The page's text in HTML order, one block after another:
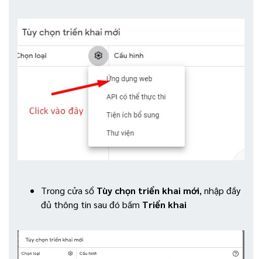
Trong cửa sổ Tùy chọn triển khai mới, nhập đầy
đủ thông tin sau đó bấm Triển khai